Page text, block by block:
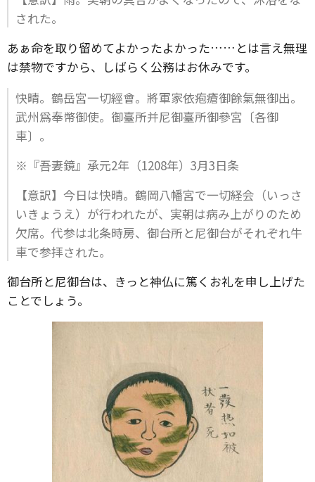
された。
あぁ命を取り留めてよかったよかった……とは言え無理
は禁物ですから、しばらく公務はお休みです。
快晴。鶴岳宮一切經會。將軍家依疱瘡御餘氣無御出。
武州爲奉幣御使。御臺所并尼御臺所御參宮〔各御
車〕。
※『吾妻鏡』承元2年（1208年）3月3日条
【意訳】今日は快晴。鶴岡八幡宮で一切経会（いっさ
いきょうえ）が行われたが、実朝は病み上がりのため
欠席。代参は北条時房、御台所と尼御台がそれぞれ牛
車で参拝された。
御台所と尼御台は、きっと神仏に篤くお礼を申し上げた
ことでしょう。